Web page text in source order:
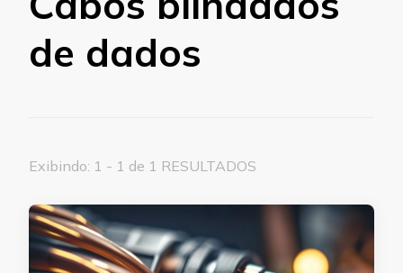
de dados
Exibindo: 1 - 1 de 1 RESULTADOS